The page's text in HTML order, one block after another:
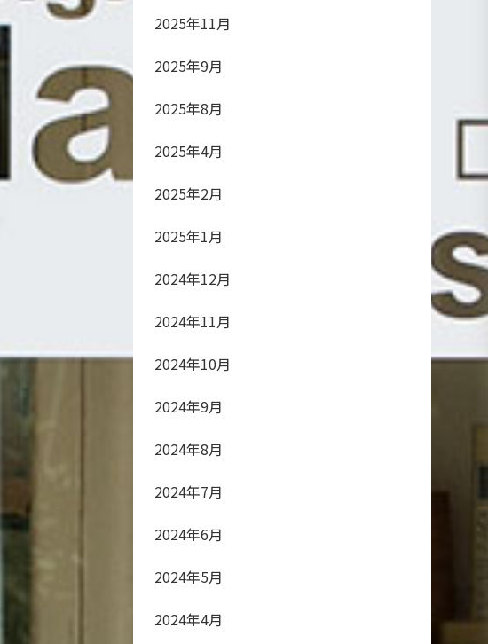
2025年11月
2025年9月
2025年8月
2025年4月
2025年2月
2025年1月
2024年12月
2024年11月
2024年10月
2024年9月
2024年8月
2024年7月
2024年6月
2024年5月
2024年4月